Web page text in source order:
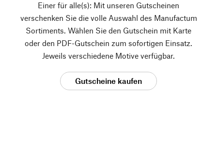
Einer für alle(s): Mit unseren Gutscheinen
verschenken Sie die volle Auswahl des Manufactum
Sortiments. Wählen Sie den Gutschein mit Karte
oder den PDF-Gutschein zum sofortigen Einsatz.
Jeweils verschiedene Motive verfügbar.
Gutscheine kaufen